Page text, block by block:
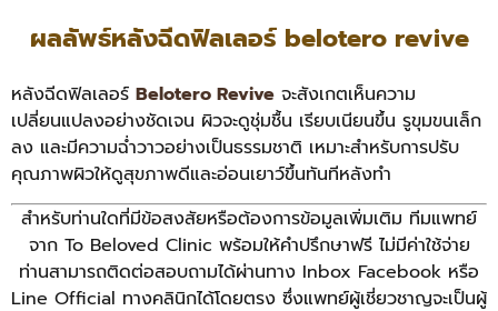
ผลลัพธ์หลังฉีดฟิลเลอร์ belotero revive
หลังฉีดฟิลเลอร์ Belotero Revive จะสังเกตเห็นความ
เปลี่ยนแปลงอย่างชัดเจน ผิวจะดูชุ่มชื้น เรียบเนียนขึ้น รูขุมขนเล็ก
ลง และมีความฉ่ำวาวอย่างเป็นธรรมชาติ เหมาะสำหรับการปรับ
คุณภาพผิวให้ดูสุขภาพดีและอ่อนเยาว์ขึ้นทันทีหลังทำ
สำหรับท่านใดที่มีข้อสงสัยหรือต้องการข้อมูลเพิ่มเติม ทีมแพทย์
จาก To Beloved Clinic พร้อมให้คำปรึกษาฟรี ไม่มีค่าใช้จ่าย
ท่านสามารถติดต่อสอบถามได้ผ่านทาง Inbox Facebook หรือ
Line Official ทางคลินิกได้โดยตรง ซึ่งแพทย์ผู้เชี่ยวชาญจะเป็นผู้